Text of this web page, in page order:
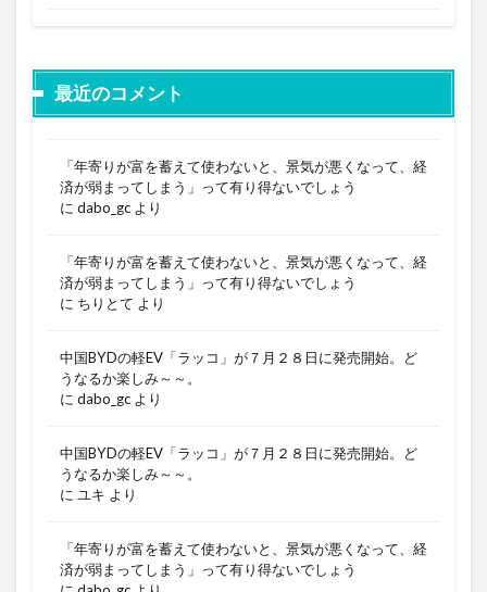
最近のコメント
「年寄りが富を蓄えて使わないと、景気が悪くなって、経
済が弱まってしまう」って有り得ないでしょう
に dabo_gc より
「年寄りが富を蓄えて使わないと、景気が悪くなって、経
済が弱まってしまう」って有り得ないでしょう
に ちりとて より
中国BYDの軽EV「ラッコ」が７月２８日に発売開始。ど
うなるか楽しみ～～。
に dabo_gc より
中国BYDの軽EV「ラッコ」が７月２８日に発売開始。ど
うなるか楽しみ～～。
に ユキ より
「年寄りが富を蓄えて使わないと、景気が悪くなって、経
済が弱まってしまう」って有り得ないでしょう